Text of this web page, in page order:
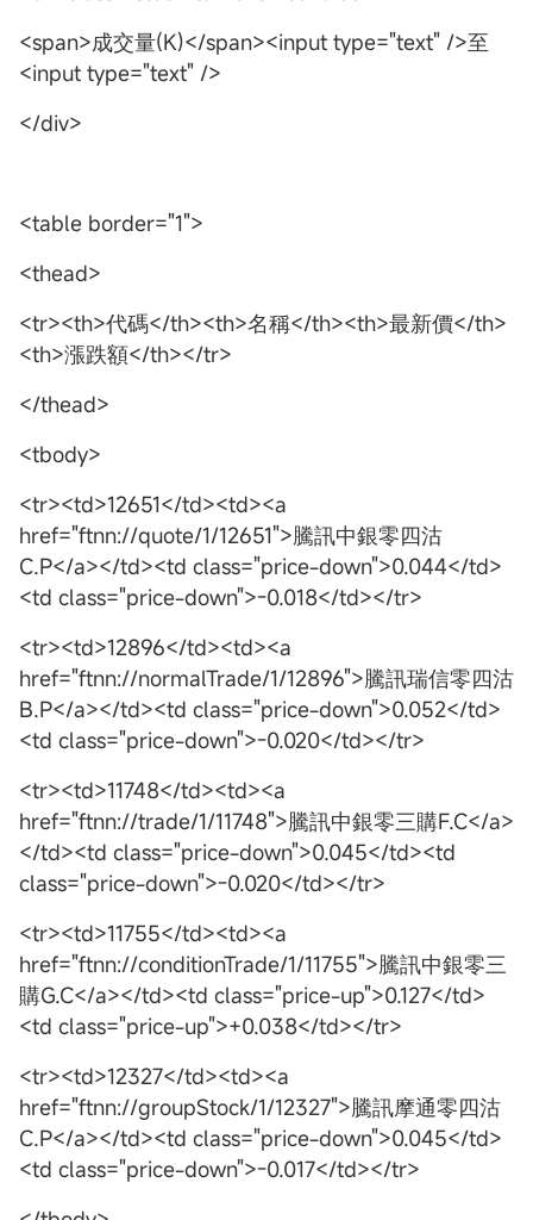
<span>成交量(K)</span><input type="text" />至
<input type="text" />
</div>
<table border="1">
<thead>
<tr><th>代碼</th><th>名稱</th><th>最新價</th>
<th>漲跌額</th></tr>
</thead>
<tbody>
<tr><td>12651</td><td><a
href="ftnn://quote/1/12651">騰訊中銀零四沽
C.P</a></td><td class="price-down">0.044</td>
<td class="price-down">-0.018</td></tr>
<tr><td>12896</td><td><a
href="ftnn://normalTrade/1/12896">騰訊瑞信零四沽
B.P</a></td><td class="price-down">0.052</td>
<td class="price-down">-0.020</td></tr>
<tr><td>11748</td><td><a
href="ftnn://trade/1/11748">騰訊中銀零三購F.C</a>
</td><td class="price-down">0.045</td><td
class="price-down">-0.020</td></tr>
<tr><td>11755</td><td><a
href="ftnn://conditionTrade/1/11755">騰訊中銀零三
購G.C</a></td><td class="price-up">0.127</td>
<td class="price-up">+0.038</td></tr>
<tr><td>12327</td><td><a
href="ftnn://groupStock/1/12327">騰訊摩通零四沽
C.P</a></td><td class="price-down">0.045</td>
<td class="price-down">-0.017</td></tr>